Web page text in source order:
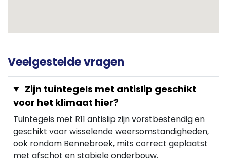
Veelgestelde vragen
Zijn tuintegels met antislip geschikt
voor het klimaat hier?
Tuintegels met R11 antislip zijn vorstbestendig en
geschikt voor wisselende weersomstandigheden,
ook rondom Bennebroek, mits correct geplaatst
met afschot en stabiele onderbouw.